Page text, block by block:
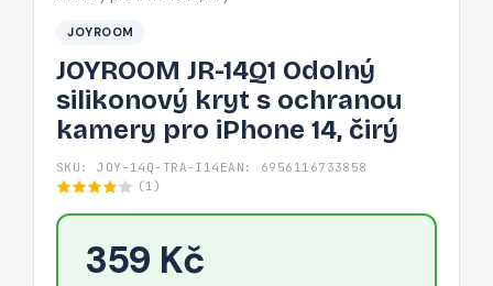
JOYROOM
JOYROOM JR-14Q1 Odolný
silikonový kryt s ochranou
kamery pro iPhone 14, čirý
SKU: JOY-14Q-TRA-I14 EAN: 6956116733858
(1)
359 Kč